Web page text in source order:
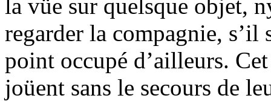
la vüe sur quelsque objet,
regarder la compagnie, s’il
point occupé d’ailleurs.
joüent sans le secours de